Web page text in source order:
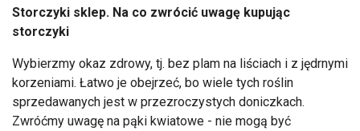
Storczyki sklep. Na co zwrócić uwagę kupując
storczyki
Wybierzmy okaz zdrowy, tj. bez plam na liściach i z jędrnymi
korzeniami. Łatwo je obejrzeć, bo wiele tych roślin
sprzedawanych jest w przezroczystych doniczkach.
Zwróćmy uwagę na pąki kwiatowe - nie mogą być